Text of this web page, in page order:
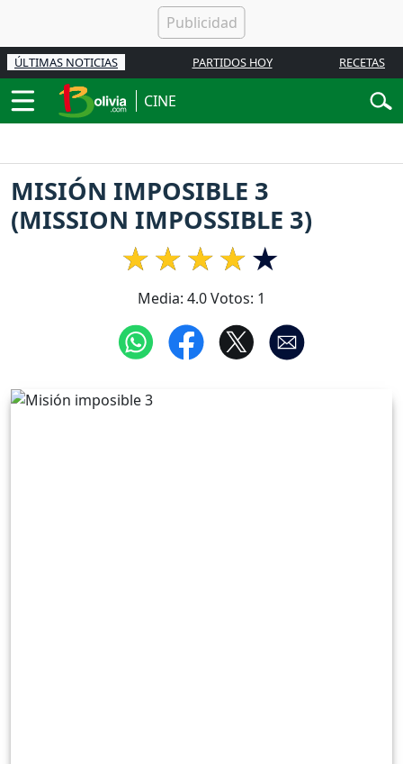
ÚLTIMAS NOTICIAS PARTIDOS HOY RECETAS
CINE
MISIÓN IMPOSIBLE 3
(MISSION IMPOSSIBLE 3)
Media: 4.0Votos: 1